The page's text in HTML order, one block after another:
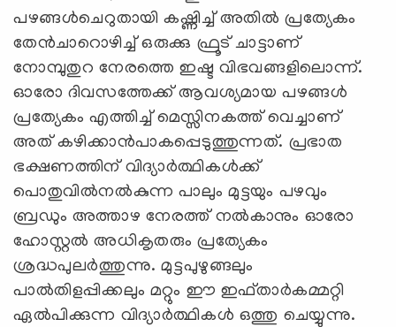
പഴങ്ങള്‍ചെറുതായി കഷ്ണിച്ച് അതില്‍ പ്രത്യേകം
തേന്‍ചാറൊഴിച്ച് ഒരുക്കു ഫ്രൂട് ചാട്ടാണ്
നോമ്പുതുറ നേരത്തെ ഇഷ്ട വിഭവങ്ങളിലൊന്ന്.
ഓരോ ദിവസത്തേക്ക് ആവശ്യമായ പഴങ്ങള്‍
പ്രത്യേകം എത്തിച്ച് മെസ്സിനകത്ത് വെച്ചാണ്
അത് കഴിക്കാന്‍പാകപ്പെടുത്തുന്നത്. പ്രഭാത
ഭക്ഷണത്തിന് വിദ്യാര്‍ത്ഥികള്‍ക്ക്
പൊതുവില്‍നല്‍കുന്ന പാലും മുട്ടയും പഴവും
ബ്രഡും അത്താഴ നേരത്ത് നല്‍കാനും ഓരോ
ഹോസ്റ്റല്‍ അധികൃതരും പ്രത്യേകം
ശ്രദ്ധപുലര്‍ത്തുന്നു. മുട്ടപുഴുങ്ങലും
പാല്‍തിളപ്പിക്കലും മറ്റും ഈ ഇഫ്താര്‍കമ്മറ്റി
ഏല്‍പിക്കുന്ന വിദ്യാര്‍ത്ഥികള്‍ ഒത്തു ചെയ്യുന്നു.